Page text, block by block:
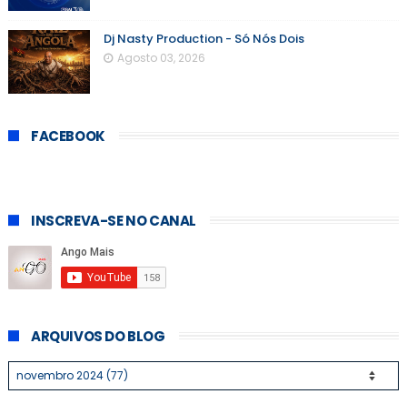
Dj Nasty Production - Só Nós Dois
Agosto 03, 2026
FACEBOOK
INSCREVA-SE NO CANAL
ARQUIVOS DO BLOG